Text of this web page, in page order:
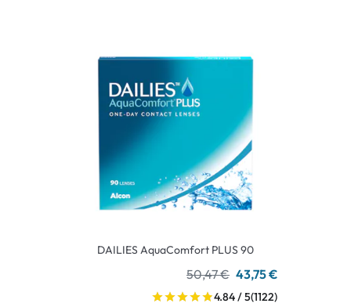
DAILIES AquaComfort PLUS 90
50,47 € 43,75 €
4.84 / 5(1122)